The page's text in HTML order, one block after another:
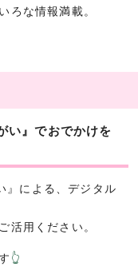
ろな情報満載。
い』でおでかけを
』による、デジタル
活用ください。
👆